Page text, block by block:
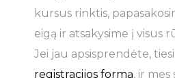
kursus rinktis,
eigą ir atsakysime į visus
Jei jau apsisprendėte,
registracijos formą, ir mes